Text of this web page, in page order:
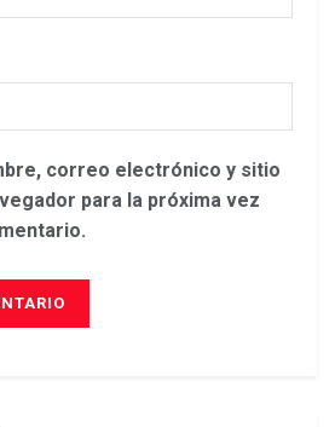
correo electrónico y sitio
para la próxima vez